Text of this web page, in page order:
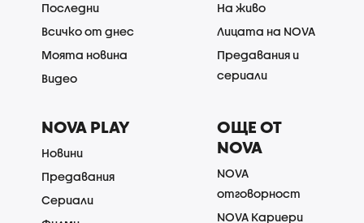
Последни
Всичко от днес
Моята новина
Видео
На живо
Лицата на NOVA
Предавания и
сериали
NOVA PLAY
Новини
Предавания
Сериали
ОЩЕ ОТ
NOVA
NOVA
отговорност
NOVA Кариери